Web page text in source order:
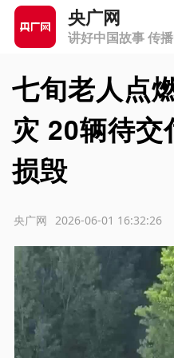
央广网
讲好中国故事 传
七旬老人点
灾 20辆待
损毁
2026-06-01 16:32:26
央广网